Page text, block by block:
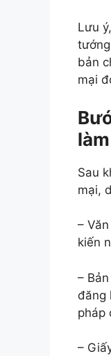
Lưu
bản
mại
Sau
mại,
–
kiến
–
đăng
pháp
–